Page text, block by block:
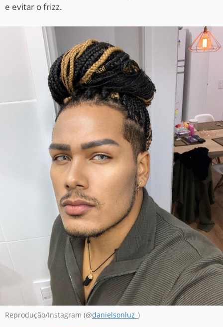
e evitar o frizz.
Reprodução/Instagram (@danielsonluz_ )